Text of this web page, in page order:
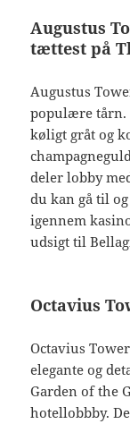
Augustus
tættest på
Augustus
populære tårn.
køligt gråt og
deler lobby
du kan gå til
igennem
udsigt til
Octavius
Octavius
elegante og
Garden of the
hotellobbby.